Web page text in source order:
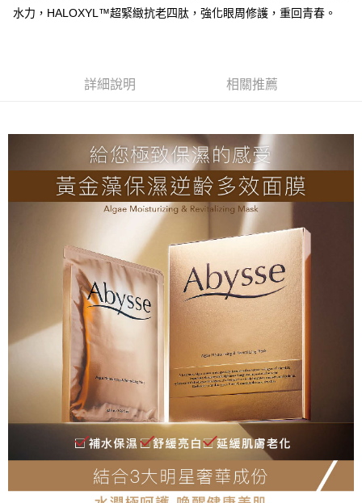
全家取貨付款
每筆NT$80，滿NT$2,000(含以上)免運費
每筆NT$80，滿NT$2,000(含以上)免運費
付款後7-11取貨
每筆NT$80，滿NT$2,000(含以上)免運費
每筆NT$80，滿NT$2,000(含以上)免運費
每筆NT$120，滿NT$2,000(含以上)免運費
海外國家/配送
水力，HALOXYL™超緊緻抗老四肽，強化眼周修護，重回青春。
詳細說明 相關推薦